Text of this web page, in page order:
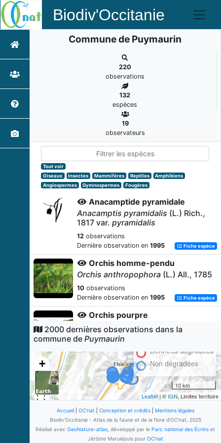
Biodiv'Occitanie
Commune de Puymaurin
220
observations
132
espèces
19
observateurs
Tout voir
Oiseaux
Insectes Mammifères Reptiles
Amphibiens
Angiospermes
Gymnospermes Fougères
Anacamptide pyramidale
Anacamptis pyramidalis (L.) Rich.,
1817 var. pyramidalis
12 observations
Dernière observation en 1995 Fiche espèce
Orchis homme-pendu
Orchis anthropophora (L.) All., 1785
10 observations
Dernière observation en 1995 Fiche espèce
Orchis pourpre
Orchis purpureaHuds., 1762
9observations
Sérapias en soc
Serapias vomeracea(Burm.f.) Briq.,
1910
7observations
Dernière observation en2017 Fiche espèce
Orchis militaire
Orchis militarisL., 1753
2000 dernières observations dans la
commune de Puymaurin
+
Données dégradées
Non dégradées
10 km
Leaflet | © IGN, Limites territoire
Accueil| OC'nat| Conception et crédits| Mentions légales
Biodiv'Occitanie - Atlas de la faune et de la flore d'OC'nat, 2025
Réalisé avec GeoNature-atlas , développé par le Parc national des Écrins et
Jérôme Maruéjouls pour OC'nat